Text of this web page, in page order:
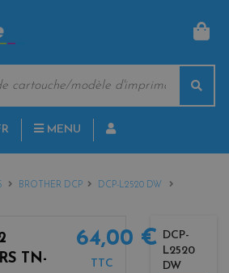
MENU
BROTHER DCP
DCP-L2520 DW
TN-
64,00 €
TTC
DCP-
L2520
DW